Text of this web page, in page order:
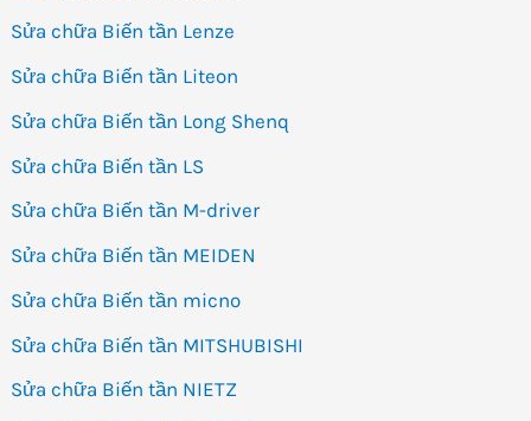
Sửa chữa Biến tần Lenze
Sửa chữa Biến tần Liteon
Sửa chữa Biến tần Long Shenq
Sửa chữa Biến tần LS
Sửa chữa Biến tần M-driver
Sửa chữa Biến tần MEIDEN
Sửa chữa Biến tần micno
Sửa chữa Biến tần MITSHUBISHI
Sửa chữa Biến tần NIETZ